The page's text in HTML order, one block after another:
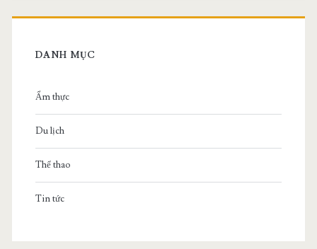
DANH MỤC
Ẩm thực
Du lịch
Thể thao
Tin tức